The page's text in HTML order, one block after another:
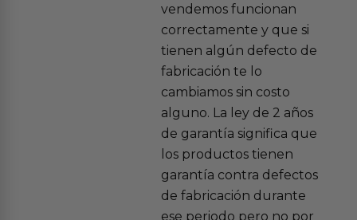
vendemos funcionan
correctamente y que si
tienen algún defecto de
fabricación te lo
cambiamos sin costo
alguno. La ley de 2 años
de garantía significa que
los productos tienen
garantía contra defectos
de fabricación durante
ese periodo pero no por